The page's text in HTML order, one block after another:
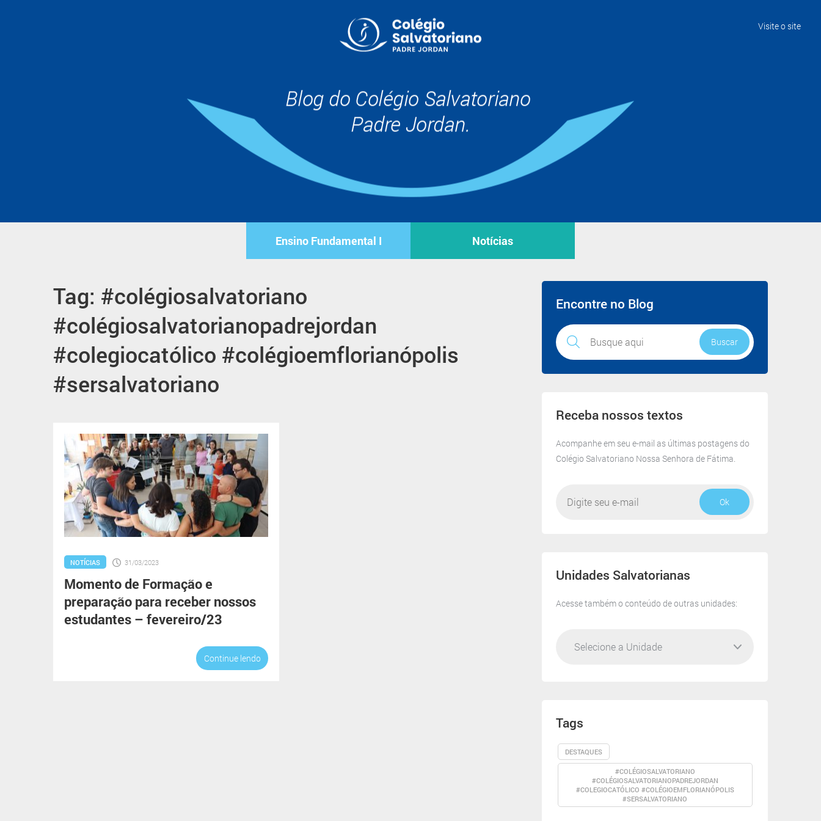
Visite o site
Ensino Fundamental I Notícias
Tag: #colégiosalvatoriano
#colégiosalvatorianopadrejordan
#colegiocatólico #colégioemflorianópolis
#sersalvatoriano
NOTÍCIAS 31/03/2023
Momento de Formação e
preparação para receber nossos
estudantes – fevereiro/23
Continue lendo
Encontre no Blog
Buscar
Receba nossos textos
Acompanhe em seu e-mail as últimas postagens do
Colégio Salvatoriano Nossa Senhora de Fátima.
Ok
Receba
nossos
textos
Unidades Salvatorianas
Acesse também o conteúdo de outras unidades:
Tags
DESTAQUES
#COLÉGIOSALVATORIANO
#COLÉGIOSALVATORIANOPADREJORDAN
#COLEGIOCATÓLICO #COLÉGIOEMFLORIANÓPOLIS
#SERSALVATORIANO